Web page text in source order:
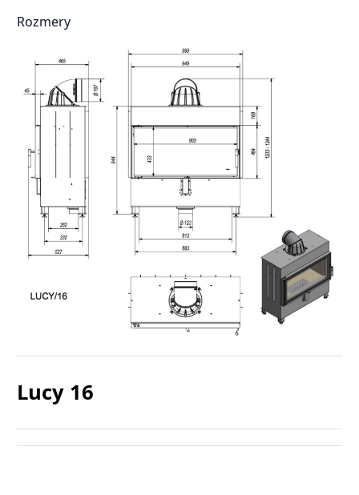
Rozmery
Lucy 16